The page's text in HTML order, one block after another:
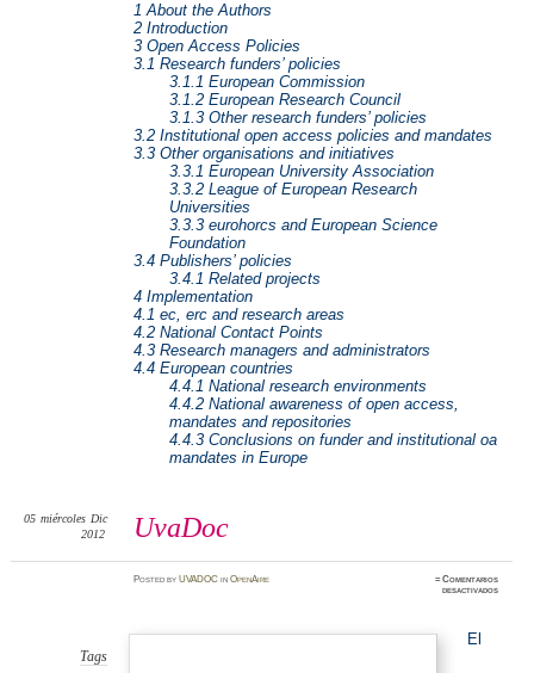
1 About the Authors
2 Introduction
3 Open Access Policies
3.1 Research funders’ policies
3.1.1 European Commission
3.1.2 European Research Council
3.1.3 Other research funders’ policies
3.2 Institutional open access policies and mandates
3.3 Other organisations and initiatives
3.3.1 European University Association
3.3.2 League of European Research
Universities
3.3.3 eurohorcs and European Science
Foundation
3.4 Publishers’ policies
3.4.1 Related projects
4 Implementation
4.1 ec, erc and research areas
4.2 National Contact Points
4.3 Research managers and administrators
4.4 European countries
4.4.1 National research environments
4.4.2 National awareness of open access,
mandates and repositories
4.4.3 Conclusions on funder and institutional oa
mandates in Europe
UvaDoc
05 miércoles Dic
2012
PostedbyUVADOC inOpenAire ≈Comentarios
desactivadosen
Tags
El